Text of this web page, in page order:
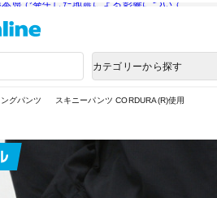
本県で発生した地震による影響について
カテゴリーから探す
グパンツ スキニーパンツ CORDURA(R)使用